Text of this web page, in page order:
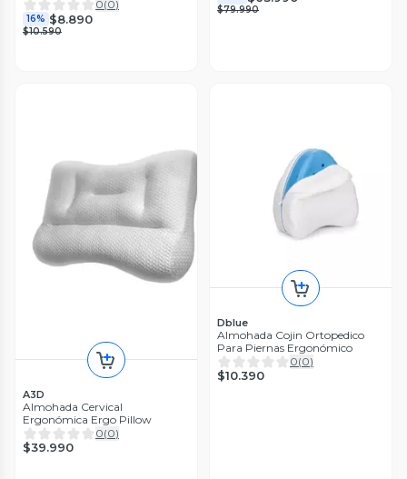
0(0)
16% $8.890
$10.590
$79.990
A3D
Almohada Cervical
Ergonómica Ergo Pillow
0(0)
$39.990
Dblue
Almohada Cojin Ortopedico
Para Piernas Ergonómico
0(0)
$10.390